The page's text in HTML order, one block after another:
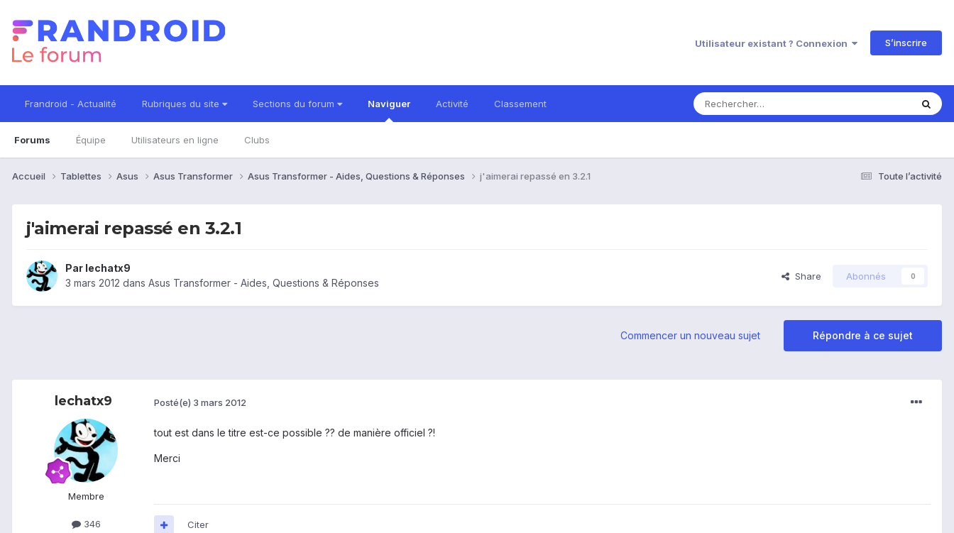
Utilisateur existant ? Connexion S’inscrire
Frandroid - Actualité Rubriques du site Sections du forum Naviguer
Forums Équipe Utilisateurs en ligne Clubs
Activité Classement
Toute l’activité
Accueil Tablettes Asus Asus Transformer Asus Transformer - Aides, Questions & Réponses j'aimerai repassé en 3.2.1
j'aimerai repassé en 3.2.1
Par lechatx9
3 mars 2012 dans Asus Transformer - Aides, Questions & Réponses
Share Abonnés 0
Répondre à ce sujet
Commencer un nouveau sujet
lechatx9
Membre
346
Posté(e) 3 mars 2012
tout est dans le titre est-ce possible ?? de manière officiel ?!
Merci
Citer